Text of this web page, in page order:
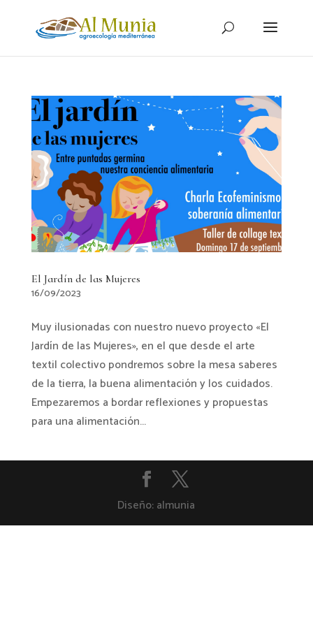
El Jardín de las Mujeres
16/09/2023
Muy ilusionadas con nuestro nuevo proyecto «El
Jardín de las Mujeres», en el que desde el arte
textil colectivo pondremos sobre la mesa saberes
de la tierra, la buena alimentación y los cuidados.
Empezaremos a bordar reflexiones y propuestas
para una alimentación...
Diseño: almunia